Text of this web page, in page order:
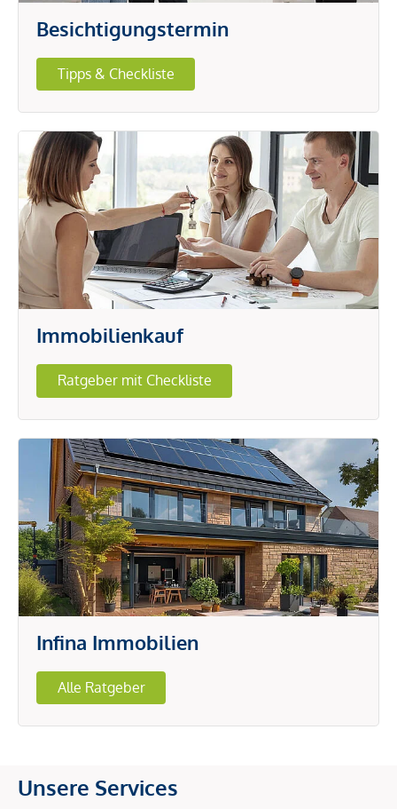
Besichtigungstermin
Tipps & Checkliste
Immobilienkauf
Ratgeber mit Checkliste
Infina Immobilien
Alle Ratgeber
Unsere Services